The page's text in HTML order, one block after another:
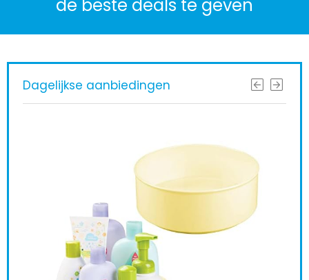
de beste deals te geven
Dagelijkse aanbiedingen